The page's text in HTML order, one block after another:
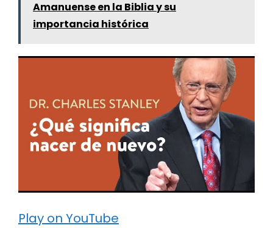
Amanuense en la Biblia y su
importancia histórica
Play on YouTube